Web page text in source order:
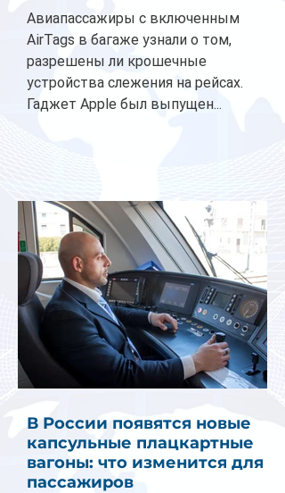
Авиапассажиры с включенным
AirTags в багаже узнали о том,
разрешены ли крошечные
устройства слежения на рейсах.
Гаджет Apple был выпущен...
В России появятся новые
капсульные плацкартные
вагоны: что изменится для
пассажиров